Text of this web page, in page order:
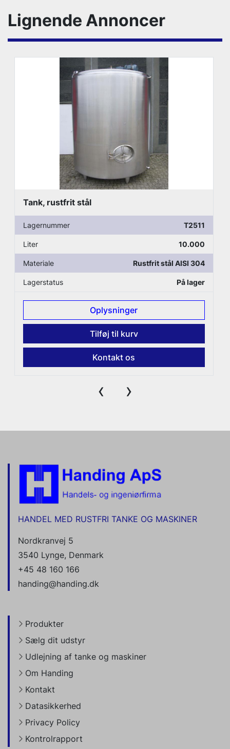
Lignende Annoncer
Tank, rustfrit stål
Lagernummer T2511
Liter 10.000
Materiale Rustfrit stål AISI 304
Lagerstatus På lager
Oplysninger
Tilføj til kurv
Kontakt os
‹ ›
HANDEL MED RUSTFRI TANKE OG MASKINER
Nordkranvej 5
3540 Lynge, Denmark
+45 48 160 166
handing@handing.dk
Produkter
Sælg dit udstyr
Udlejning af tanke og maskiner
Om Handing
Kontakt
Datasikkerhed
Privacy Policy
Kontrolrapport